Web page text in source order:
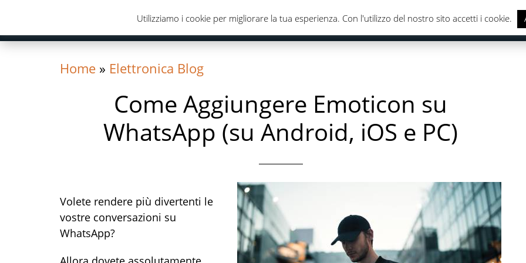
primary
navigation
content
primary
CASA & CUCINA ELETTRONICA SALUTE & CURA DELLA
Home » Elettronica Blog
Come Aggiungere Emoticon su
WhatsApp (su Android, iOS e PC)
Volete rendere più divertenti le
vostre conversazioni su
WhatsApp?
Utilizziamo i cookie per migliorare la tua esperienza. Con l'utilizzo del nostro sito accetti i cookie.